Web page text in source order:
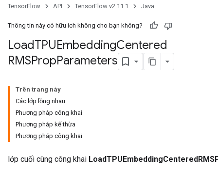
TensorFlow API TensorFlow v2.11.1 Java
Thông tin này có hữu ích không cho bạn không?
LoadTPUEmbeddingCentered
RMSPropParameters
Trên trang này
Các lớp lồng nhau
Phương pháp công khai
Phương pháp kế thừa
Phương pháp công khai
lớp cuối cùng công khai